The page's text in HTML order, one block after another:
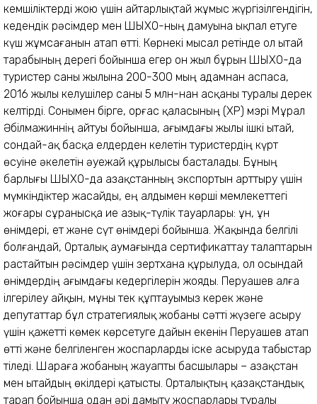
кемшіліктерді жою үшін айтарлықтай жұмыс жүргізілгендігін,
кедендік рәсімдер мен ШЫХО-ның дамуына ықпал етуге
күш жұмсағанын атап өтті. Көрнекі мысал ретінде ол Қытай
тарабының дерегі бойынша егер он жыл бұрын ШЫХО-да
туристер саны жылына 200-300 мың адамнан аспаса,
2016 жылы келушілер саны 5 млн-нан асқаны туралы дерек
келтірді. Сонымен бірге, Қорғас қаласының (ҚХР) мэрі Мұрал
Әбілмажиннің айтуы бойынша, ағымдағы жылы ішкі Қытай,
сондай-ақ басқа елдерден келетін туристердің күрт
өсуіне әкелетін әуежай құрылысы басталады. Бұның
барлығы ШЫХО-да Қазақстанның экспортын арттыру үшін
мүмкіндіктер жасайды, ең алдымен көрші мемлекеттегі
жоғары сұранысқа ие азық-түлік тауарлары: ұн, ұн
өнімдері, ет және сүт өнімдері бойынша. Жақында белгілі
болғандай, Орталық аумағында сертификаттау талаптарын
растайтын рәсімдер үшін зертхана құрылуда, ол осындай
өнімдердің ағымдағы кедергілерін жояды. Перуашев алға
ілгерілеу айқын, мұны тек құптауымыз керек және
депутаттар бұл стратегиялық жобаны сәтті жүзеге асыру
үшін қажетті көмек көрсетуге дайын екенін Перуашев атап
өтті және белгіленген жоспарларды іске асыруда табыстар
тіледі. Шараға жобаның жауапты басшылары – Қазақстан
мен Қытайдың өкілдері қатысты. Орталықтың қазақстандық
тарап бойынша одан әрі дамыту жос­парлары туралы